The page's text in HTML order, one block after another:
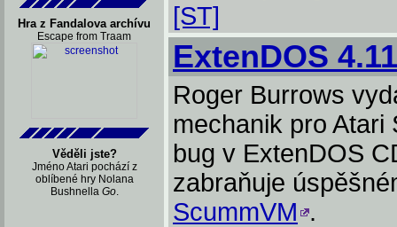
Hra z Fandalova archívu
Escape from Traam
Věděli jste?
Jméno Atari pochází z
oblíbené hry Nolana
Bushnella Go.
[ST]
ExtenDOS 4.11
Roger Burrows
mechanik pro
bug v ExtenDOS
zabraňuje
ScummVM .